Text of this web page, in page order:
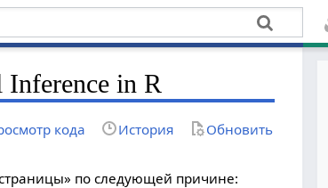
Inference in R
кода История Обновить
по следующей причине: